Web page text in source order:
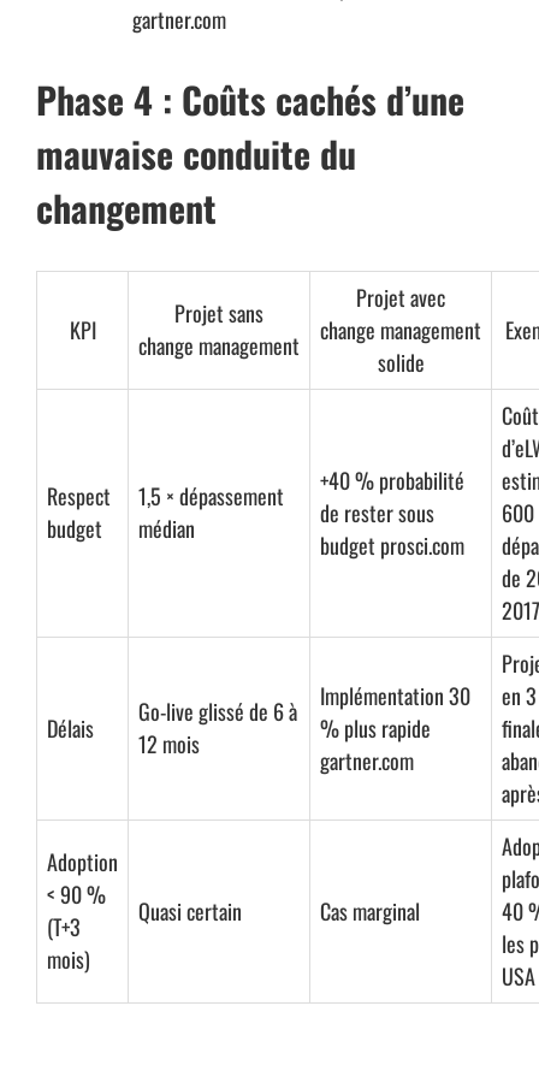
gartner.com
Phase 4 : Coûts cachés d’une
mauvaise conduite du
changement
KPI
Projet sans
change management
Projet avec
change management
solide
Respect
budget
1,5 × dépassement
médian
+40 % probabilité
de rester sous
budget prosci.com
600
de
2017
Délais
Go-live glissé de 6 à
12 mois
Implémentation 30
% plus rapide
gartner.com
en
Adoption
< 90 %
(T+3
mois)
Quasi certain Cas marginal
40
les